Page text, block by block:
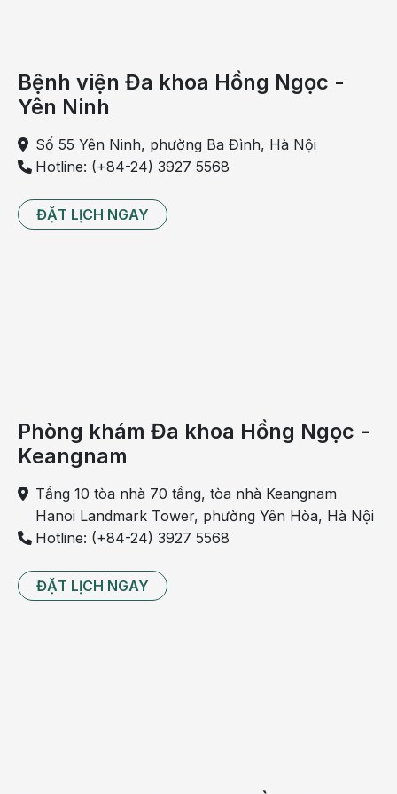
muốn như buồn nôn, đau đầu, chảy máu, bầm tím…
Thuốc theo toa Reglan và Motilium, cải thiện hành
động cơ (vận động) của đường tiêu hóa, nhưng cũng
có thể gây ra: Thuốc ức chế bơm proton (PPI) như
Prilosec, cũng làm giảm axit trong dạ
dày, nhưng
Cả hai PPI và H2 loại thuốc thường được sử dụng để
Bệnh viện Đa khoa Hồng Ngọc -
Yên Ninh
Số 55 Yên Ninh, phường Ba Đình, Hà Nội
Hotline: (+84-24) 3927 5568
ĐẶT LỊCH NGAY
Phòng khám Đa khoa Hồng Ngọc -
Keangnam
Tầng 10 tòa nhà 70 tầng, tòa nhà Keangnam
Hanoi Landmark Tower, phường Yên Hòa, Hà Nội
Hotline: (+84-24) 3927 5568
ĐẶT LỊCH NGAY